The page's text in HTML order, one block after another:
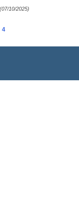
(07/10/2025)
4